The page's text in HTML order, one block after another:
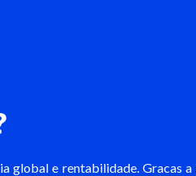
e rentabilidade. Gracas